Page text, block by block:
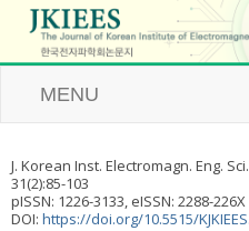
MENU
J. Korean Inst. Electromagn. Eng. Sci.
31(2):85-103
pISSN: 1226-3133, eISSN: 2288-226X
DOI: https://doi.org/10.5515/